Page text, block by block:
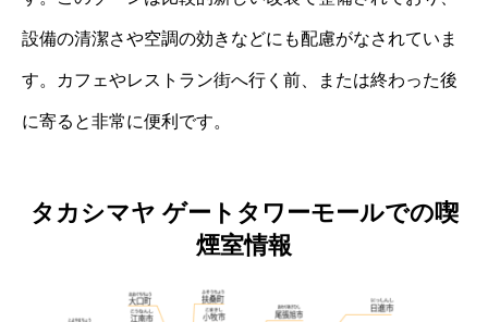
設備の清潔さや空調の効きなどにも配慮がなされていま
す。カフェやレストラン街へ行く前、または終わった後
に寄ると非常に便利です。
タカシマヤ ゲートタワーモールでの喫
煙室情報